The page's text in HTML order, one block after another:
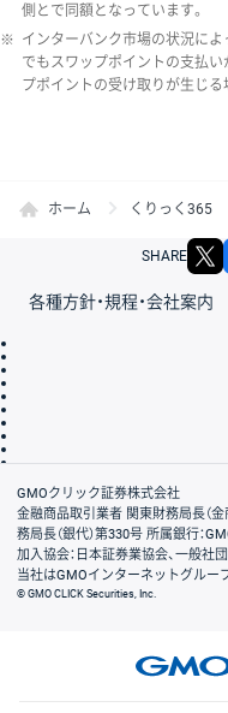
側とで同額となっています。
※ インターバンク市場の状況に
でもスワップポイントの支払い
プポイントの受け取りが生じる
ホーム くりっく365
SHARE
各種方針・規程・会社案内
会社案内
GMOクリック証券株式会社
金融商品取引業者 関東財務局長（
務局長（銀代）第330号 所属銀行：
加入協会：日本証券業協会、一般社
当社はGMOインターネットグルー
© GMO CLICK Securities, Inc.